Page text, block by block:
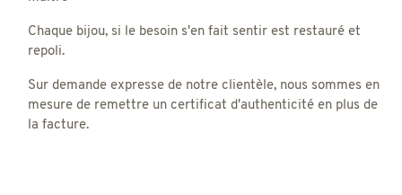
Chaque bijou, si le besoin s'en fait sentir est restauré et
repoli.
Sur demande expresse de notre clientèle, nous sommes en
mesure de remettre un certificat d'authenticité en plus de
la facture.